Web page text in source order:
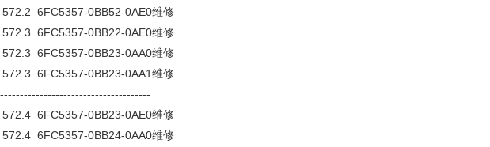
6FC5357-0BB52-0AE0维修
6FC5357-0BB22-0AE0维修
6FC5357-0BB23-0AA0维修
6FC5357-0BB23-0AA1维修
6FC5357-0BB23-0AE0维修
6FC5357-0BB24-0AA0维修